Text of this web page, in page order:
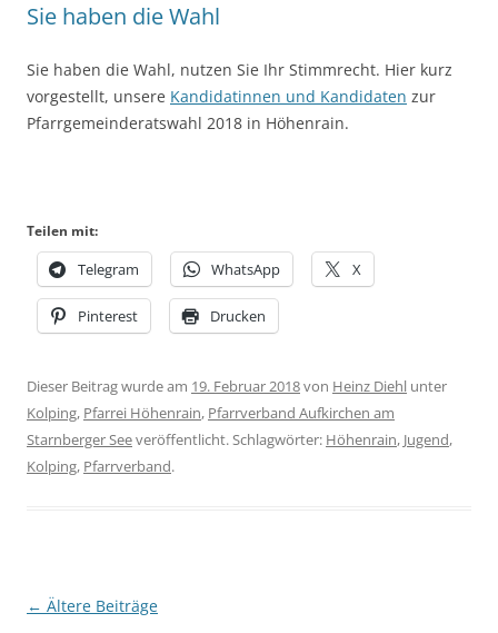
Sie haben die Wahl
Sie haben die Wahl, nutzen Sie Ihr Stimmrecht. Hier kurz
vorgestellt, unsere Kandidatinnen und Kandidaten zur
Pfarrgemeinderatswahl 2018 in Höhenrain.
Teilen mit:
Telegram WhatsApp X
Pinterest Drucken
Dieser Beitrag wurde am 19. Februar 2018von Heinz Diehl unter
Kolping, Pfarrei Höhenrain, Pfarrverband Aufkirchen am
Starnberger Seeveröffentlicht. Schlagwörter: Höhenrain, Jugend,
Kolping, Pfarrverband.
Beitragsnavigation
← Ältere Beiträge